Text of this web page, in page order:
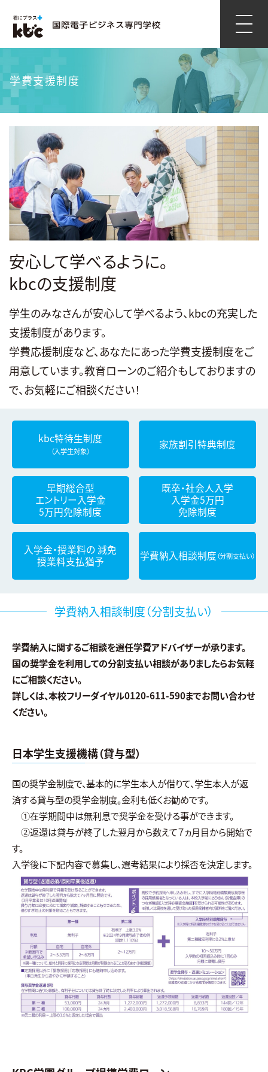
学費支援制度
安心して学べるように。
kbcの支援制度
学生のみなさんが安心して学べるよう、kbcの充実した
支援制度があります。
学費応援制度など、あなたにあった学費支援制度をご
用意しています。教育ローンのご紹介もしておりますの
で、お気軽にご相談ください！
kbc特待生制度
（入学生対象） 家族割引特典制度
早期総合型
エントリー入学金
5万円免除制度
既卒・社会人入学
入学金5万円
免除制度
入学金・授業料の減免
授業料支払猶予
学費納入相談制度（分割支払い）
学費納入相談制度（分割支払い）
学費納入に関するご相談を選任学費アドバイザーが承ります。
国の奨学金を利用しての分割支払い相談がありましたらお気軽
にご相談ください。
詳しくは、本校フリーダイヤル0120-611-590までお問い合わせ
ください。
日本学生支援機構（貸与型）
国の奨学金制度で、基本的に学生本人が借りて、学生本人が返
済する貸与型の奨学金制度。金利も低くお勧めです。
①在学期間中は無利息で奨学金を受ける事ができます。
②返還は貸与が終了した翌月から数えて７ヵ月目から開始で
す。
入学後に下記内容で募集し、選考結果により採否を決定します。